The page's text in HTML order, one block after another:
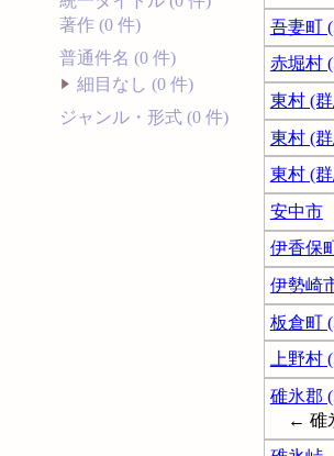
著作 (0 件)
普通件名 (0 件)
細目なし (0 件)
ジャンル・形式 (0 件)
吾妻町
赤堀村
東村 (
東村 (
東村 (
安中市
伊香保
伊勢崎
板倉町
上野村
碓氷郡
← 碓